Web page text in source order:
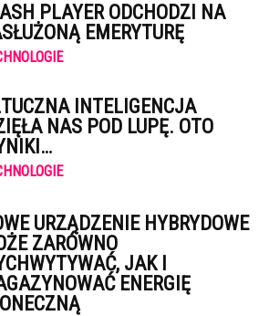
PLAYER ODCHODZI NA
EMERYTURĘ
INTELIGENCJA
NAS POD LUPĘ. OTO
URZĄDZENIE HYBRYDOWE
ZARÓWNO
JAK I
ENERGIĘ